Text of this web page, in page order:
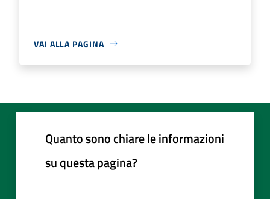
VAI ALLA PAGINA
Quanto sono chiare le informazioni
su questa pagina?